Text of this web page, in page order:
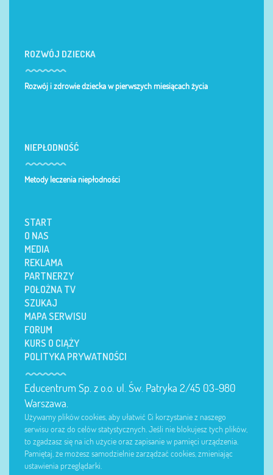
ROZWÓJ DZIECKA
Rozwój i zdrowie dziecka w pierwszych miesiącach życia
NIEPŁODNOŚĆ
Metody leczenia niepłodności
START
O NAS
MEDIA
REKLAMA
PARTNERZY
POŁOŻNA TV
SZUKAJ
MAPA SERWISU
FORUM
KURS O CIĄŻY
POLITYKA PRYWATNOŚCI
Educentrum Sp. z o.o. ul. Św. Patryka 2/45 03-980
Warszawa.
Używamy plików cookies, aby ułatwić Ci korzystanie z naszego
serwisu oraz do celów statystycznych. Jeśli nie blokujesz tych plików,
to zgadzasz się na ich użycie oraz zapisanie w pamięci urządzenia.
Pamiętaj, że możesz samodzielnie zarządzać cookies, zmieniając
ustawienia przeglądarki.